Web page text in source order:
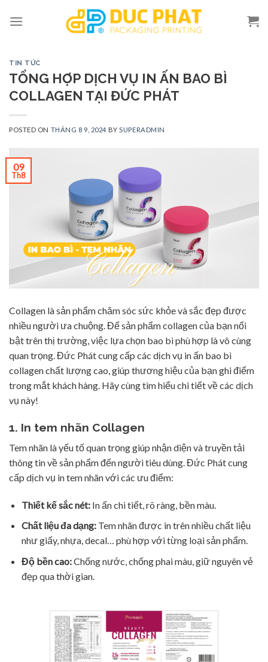
TIN TỨC
TỔNG HỢP DỊCH VỤ IN ẤN BAO BÌ
COLLAGEN TẠI ĐỨC PHÁT
POSTED ON THÁNG 8 9, 2024 BY SUPERADMIN
09
Th8
Collagen là sản phẩm chăm sóc sức khỏe và sắc đẹp được
nhiều người ưa chuộng. Để sản phẩm collagen của bạn nổi
bật trên thị trường, việc lựa chọn bao bì phù hợp là vô cùng
quan trọng. Đức Phát cung cấp các dịch vụ in ấn bao bì
collagen chất lượng cao, giúp thương hiệu của bạn ghi điểm
trong mắt khách hàng. Hãy cùng tìm hiểu chi tiết về các dịch
vụ này!
1. In tem nhãn Collagen
Tem nhãn là yếu tố quan trọng giúp nhận diện và truyền tải
thông tin về sản phẩm đến người tiêu dùng. Đức Phát cung
cấp dịch vụ in tem nhãn với các ưu điểm:
Thiết kế sắc nét:In ấn chi tiết, rõ ràng, bền màu.
Chất liệu đa dạng:Tem nhãn được in trên nhiều chất liệu
như giấy, nhựa, decal… phù hợp với từng loại sản phẩm.
Độ bền cao:Chống nước, chống phai màu, giữ nguyên vẻ
đẹp qua thời gian.